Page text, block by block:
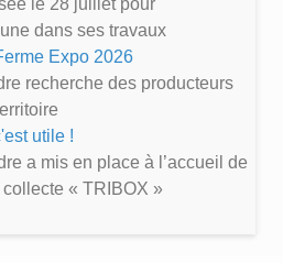
le 28 juillet pour
dans ses travaux
Expo 2026
recherche des producteurs
utile !
a mis en place à l’accueil de
« TRIBOX »